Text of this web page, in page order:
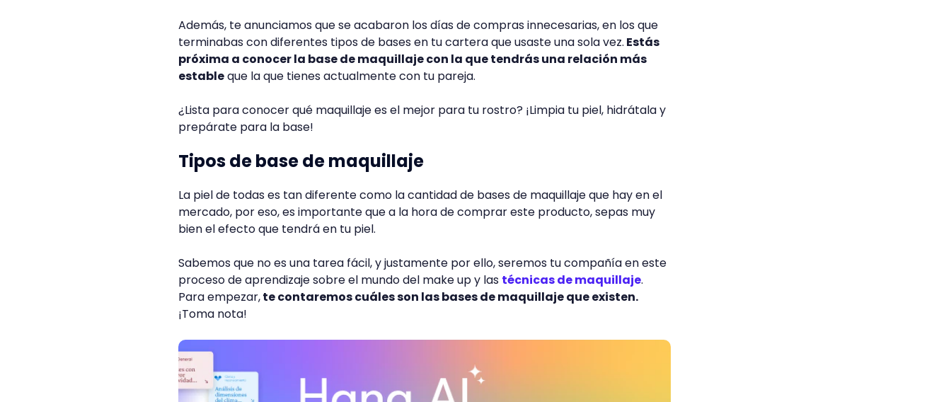
Además, te anunciamos que se acabaron los días de compras innecesarias, en los que
terminabas con diferentes tipos de bases en tu cartera que usaste una sola vez. Estás
próxima a conocer la base de maquillaje con la que tendrás una relación más
estableque la que tienes actualmente con tu pareja.
¿Lista para conocer qué maquillaje es el mejor para tu rostro? ¡Limpia tu piel, hidrátala y
prepárate para la base!
Tipos de base de maquillaje
La piel de todas es tan diferente como la cantidad de bases de maquillaje que hay en el
mercado, por eso, es importante que a la hora de comprar este producto, sepas muy
bien el efecto que tendrá en tu piel.
Sabemos que no es una tarea fácil, y justamente por ello, seremos tu compañía en este
proceso de aprendizaje sobre el mundo del make up y las técnicas de maquillaje.
Para empezar,te contaremos cuáles son las bases de maquillaje que existen.
¡Toma nota!